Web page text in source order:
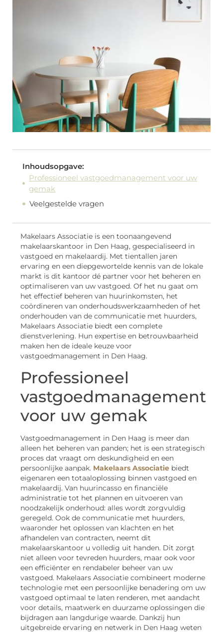
Inhoudsopgave:
Professioneel vastgoedmanagement voor uw
gemak
Veelgestelde vragen
Makelaars Associatie is een toonaangevend
makelaarskantoor in Den Haag, gespecialiseerd in
vastgoed en makelaardij. Met tientallen jaren
ervaring en een diepgewortelde kennis van de lokale
markt is dit kantoor dé partner voor het beheren en
optimaliseren van uw vastgoed. Of het nu gaat om
het effectief beheren van huurinkomsten, het
coördineren van onderhoudswerkzaamheden of het
onderhouden van de communicatie met huurders,
Makelaars Associatie biedt een complete
dienstverlening. Hun expertise en betrouwbaarheid
maken hen de ideale keuze voor
vastgoedmanagement in Den Haag.
Professioneel
vastgoedmanagement
voor uw gemak
Vastgoedmanagement in Den Haag is meer dan
alleen het beheren van panden; het is een strategisch
proces dat vraagt om deskundigheid en een
persoonlijke aanpak. Makelaars Associatie biedt
eigenaren een totaaloplossing binnen vastgoed en
makelaardij. Van huurincasso en financiële
administratie tot het plannen en uitvoeren van
noodzakelijk onderhoud: alles wordt zorgvuldig
geregeld. Ook de communicatie met huurders,
waaronder het oplossen van klachten en het
afhandelen van contracten, neemt dit
makelaarskantoor u volledig uit handen. Dit zorgt
niet alleen voor tevreden huurders, maar ook voor
een efficiënter en rendabeler beheer van uw
vastgoed. Makelaars Associatie combineert moderne
technologie met een persoonlijke benadering om uw
vastgoed optimaal te laten renderen, met aandacht
voor details, maatwerk en duurzame oplossingen die
bijdragen aan langdurige waarde. Dankzij hun
uitgebreide ervaring en netwerk in Den Haag weten